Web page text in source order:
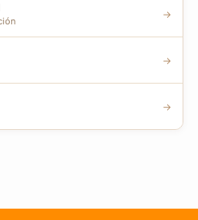
→
→
→